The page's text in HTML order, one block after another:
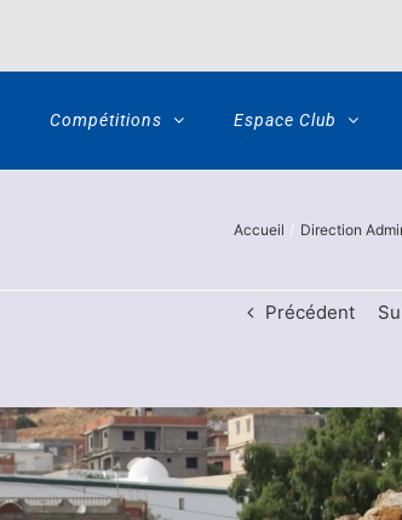
Compétitions Espace Club
Accueil Direction
Précédent